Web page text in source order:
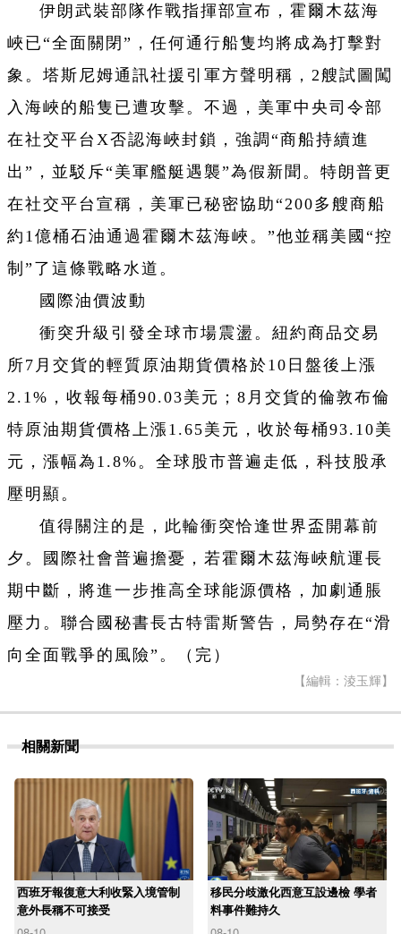
伊朗武裝部隊作戰指揮部宣布，霍爾木茲海
峽已“全面關閉”，任何通行船隻均將成為打擊對
象。塔斯尼姆通訊社援引軍方聲明稱，2艘試圖闖
入海峽的船隻已遭攻擊。不過，美軍中央司令部
在社交平台X否認海峽封鎖，強調“商船持續進
出”，並駁斥“美軍艦艇遇襲”為假新聞。特朗普更
在社交平台宣稱，美軍已秘密協助“200多艘商船
約1億桶石油通過霍爾木茲海峽。”他並稱美國“控
制”了這條戰略水道。
國際油價波動
衝突升級引發全球市場震盪。紐約商品交易
所7月交貨的輕質原油期貨價格於10日盤後上漲
2.1%，收報每桶90.03美元；8月交貨的倫敦布倫
特原油期貨價格上漲1.65美元，收於每桶93.10美
元，漲幅為1.8%。全球股市普遍走低，科技股承
壓明顯。
值得關注的是，此輪衝突恰逢世界盃開幕前
夕。國際社會普遍擔憂，若霍爾木茲海峽航運長
期中斷，將進一步推高全球能源價格，加劇通脹
壓力。聯合國秘書長古特雷斯警告，局勢存在“滑
向全面戰爭的風險”。（完）
【編輯：淩玉輝】
相關新聞
西班牙報復意大利收緊入境管制
意外長稱不可接受
移民分歧激化西意互設邊檢 學者
料事件難持久